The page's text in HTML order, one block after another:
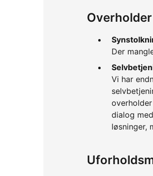
Der
Vi har
dialog
løsninger,